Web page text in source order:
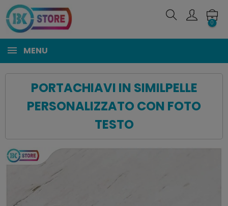
0
MENU
PORTACHIAVI IN SIMILPELLE
PERSONALIZZATO CON FOTO
TESTO